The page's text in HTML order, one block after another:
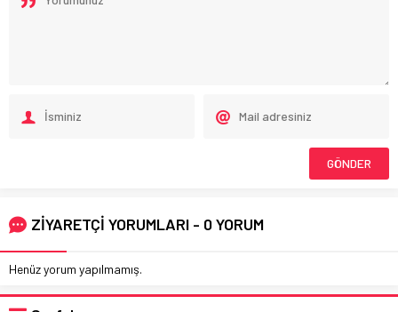
ZİYARETÇİ YORUMLARI - 0 YORUM
Henüz yorum yapılmamış.